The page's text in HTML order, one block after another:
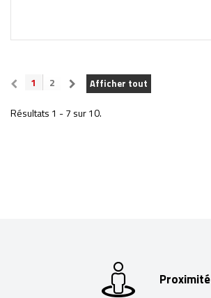
Afficher tout
1 2
Résultats 1 - 7 sur 10.
Proximité